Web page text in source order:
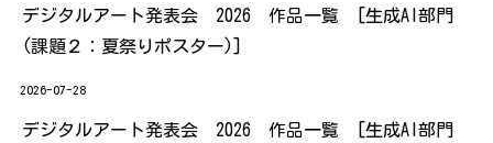
デジタルアート発表会 2026 作品一覧 [生成AI部門
(課題２：夏祭りポスター)]
2026-07-28
デジタルアート発表会 2026 作品一覧 [生成AI部門